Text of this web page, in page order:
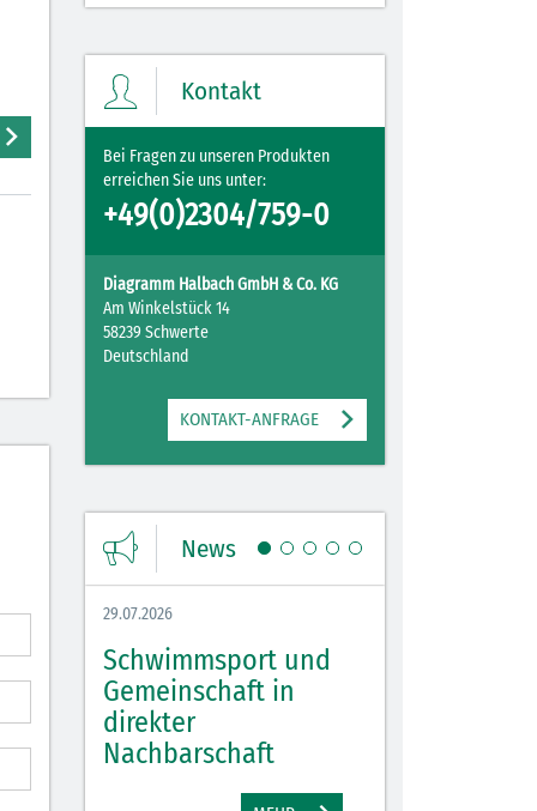
Kontakt
Bei Fragen zu unseren Produkten
erreichen Sie uns unter:
+49(0)2304/759-0
Diagramm Halbach GmbH & Co. KG
Am Winkelstück 14
58239 Schwerte
Deutschland
KONTAKT-ANFRAGE
News
29.07.2026
Schwimmsport und
Gemeinschaft in
direkter
Nachbarschaft